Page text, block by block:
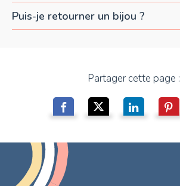
Puis-je retourner un bijou ?
Partager cette page :